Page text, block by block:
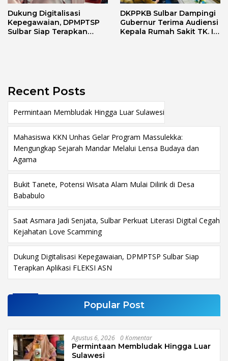
Dukung Digitalisasi
Kepegawaian, DPMPTSP
Sulbar Siap Terapkan
DKPPKB Sulbar Dampingi
Gubernur Terima Audiensi
Kepala Rumah Sakit TK. III
Recent Posts
Permintaan Membludak Hingga Luar Sulawesi
Mahasiswa KKN Unhas Gelar Program Massulekka:
Mengungkap Sejarah Mandar Melalui Lensa Budaya dan
Agama
Bukit Tanete, Potensi Wisata Alam Mulai Dilirik di Desa
Bababulo
Saat Asmara Jadi Senjata, Sulbar Perkuat Literasi Digital Cegah
Kejahatan Love Scamming
Dukung Digitalisasi Kepegawaian, DPMPTSP Sulbar Siap
Terapkan Aplikasi FLEKSI ASN
Popular Post
Agustus 6, 2026 0 Komentar
Permintaan Membludak Hingga Luar
Sulawesi